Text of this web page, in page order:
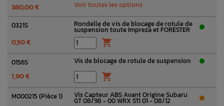
380,00 € Voir toutes les options
0321S Rondelle de vis de blocage de rotule de
suspension toute Impreza et FORESTER
0,50 € 
0156S Vis de blocage de rotule de suspension
1,90 € 
M000215 (Pièce 1) Vis Capteur ABS Avant Origine Subaru
GT 08/98 - 00 WRX STI 01 - 08/12